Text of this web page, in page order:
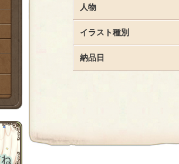
人物
イラスト種別
納品日